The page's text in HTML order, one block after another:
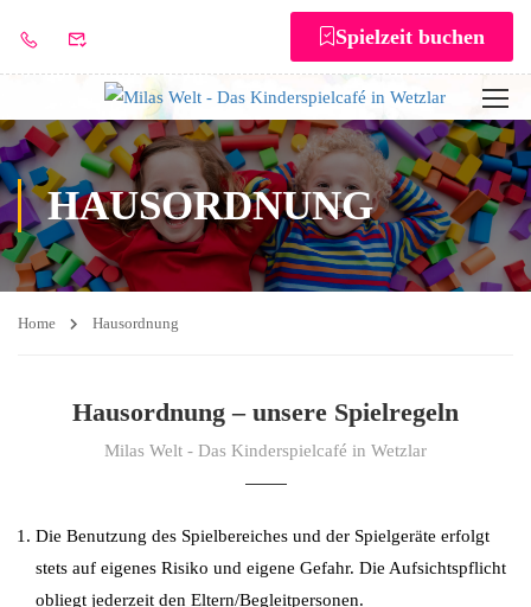
Spielzeit buchen
HAUSORDNUNG
Home Hausordnung
Hausordnung – unsere Spielregeln
Milas Welt - Das Kinderspielcafé in Wetzlar
Die Benutzung des Spielbereiches und der Spielgeräte erfolgt
stets auf eigenes Risiko und eigene Gefahr. Die Aufsichtspflicht
obliegt jederzeit den Eltern/Begleitpersonen.